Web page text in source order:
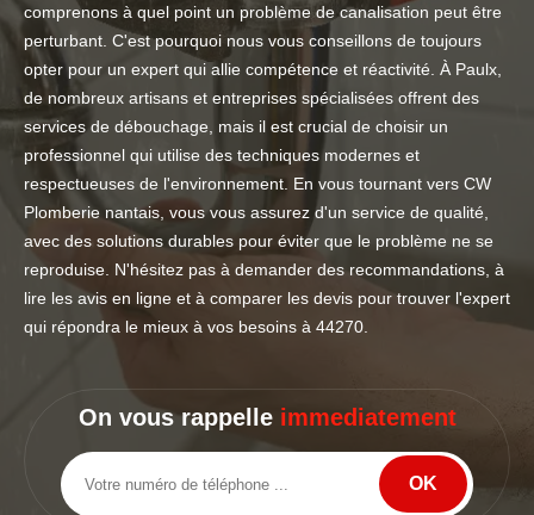
comprenons à quel point un problème de canalisation peut être
perturbant. C'est pourquoi nous vous conseillons de toujours
opter pour un expert qui allie compétence et réactivité. À Paulx,
de nombreux artisans et entreprises spécialisées offrent des
services de débouchage, mais il est crucial de choisir un
professionnel qui utilise des techniques modernes et
respectueuses de l'environnement. En vous tournant vers CW
Plomberie nantais, vous vous assurez d'un service de qualité,
avec des solutions durables pour éviter que le problème ne se
reproduise. N'hésitez pas à demander des recommandations, à
lire les avis en ligne et à comparer les devis pour trouver l'expert
qui répondra le mieux à vos besoins à 44270.
On vous rappelle immediatement